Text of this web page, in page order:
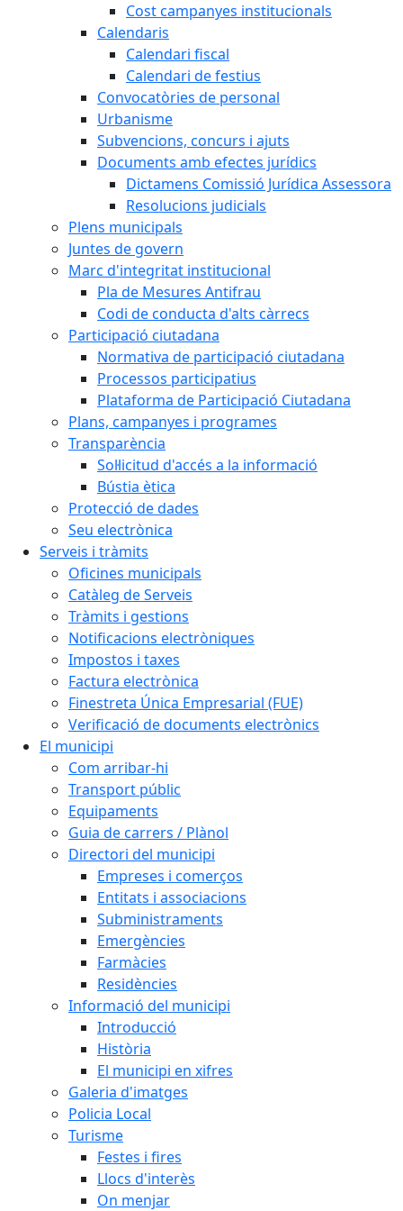
Cost campanyes institucionals
Calendaris
Calendari fiscal
Calendari de festius
Convocatòries de personal
Urbanisme
Subvencions, concurs i ajuts
Documents amb efectes jurídics
Dictamens Comissió Jurídica Assessora
Resolucions judicials
Plens municipals
Juntes de govern
Marc d'integritat institucional
Pla de Mesures Antifrau
Codi de conducta d'alts càrrecs
Participació ciutadana
Normativa de participació ciutadana
Processos participatius
Plataforma de Participació Ciutadana
Plans, campanyes i programes
Transparència
Sol·licitud d'accés a la informació
Bústia ètica
Protecció de dades
Seu electrònica
Serveis i tràmits
Oficines municipals
Catàleg de Serveis
Tràmits i gestions
Notificacions electròniques
Impostos i taxes
Factura electrònica
Finestreta Única Empresarial (FUE)
Verificació de documents electrònics
El municipi
Com arribar-hi
Transport públic
Equipaments
Guia de carrers / Plànol
Directori del municipi
Empreses i comerços
Entitats i associacions
Subministraments
Emergències
Farmàcies
Residències
Informació del municipi
Introducció
Història
El municipi en xifres
Galeria d'imatges
Policia Local
Turisme
Festes i fires
Llocs d'interès
On menjar